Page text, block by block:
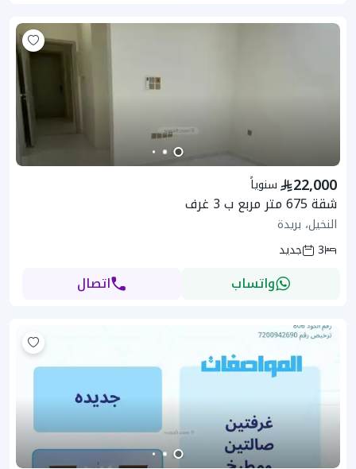
سنوياً 22,000
شقة 675 متر مربع ب 3 غرف
النخيل، بريدة
3
جديد
واتساب اتصال